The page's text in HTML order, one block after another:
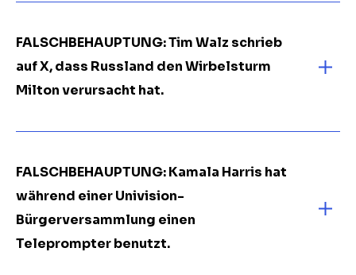
FALSCHBEHAUPTUNG: Tim Walz schrieb
auf X, dass Russland den Wirbelsturm
Milton verursacht hat.
FALSCHBEHAUPTUNG: Kamala Harris hat
während einer Univision-
Bürgerversammlung einen
Teleprompter benutzt.